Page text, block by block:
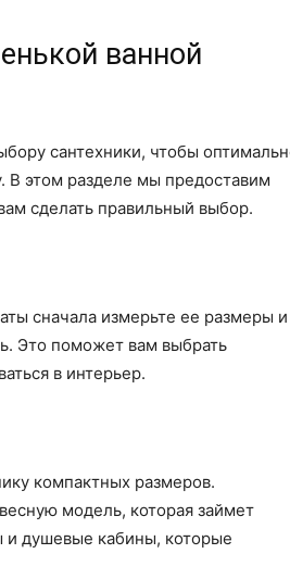
ванной
сантехники, чтобы
В этом разделе мы предоставим
сделать правильный выбор.
сначала измерьте ее размеры и
Это поможет вам выбрать
в интерьер.
компактных размеров.
модель, которая займет
душевые кабины, которые